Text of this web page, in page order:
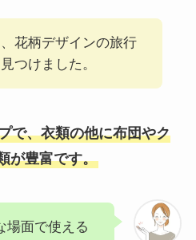
花柄デザインの旅行
つけました。
で、衣類の他に布団やク
が豊富です。
場面で使える